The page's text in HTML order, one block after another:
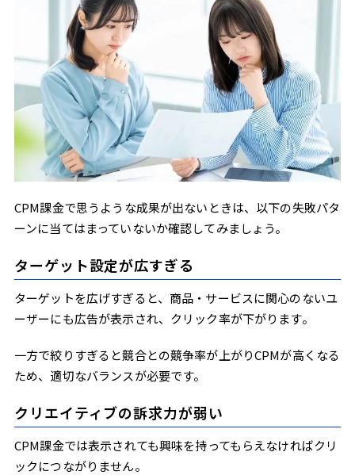
CPM課金で思うような成果が出ないときは、以下の失敗パタ
ーンに当てはまっていないか確認してみましょう。
ターゲット設定が広すぎる
ターゲットを広げすぎると、商品・サービスに関心のないユ
ーザーにも広告が表示され、クリック率が下がります。
一方で絞りすぎると競合との競争率が上がりCPMが高くなる
ため、適切なバランスが必要です。
クリエイティブの訴求力が弱い
CPM課金では表示されても興味を持ってもらえなければクリ
ックにつながりません。